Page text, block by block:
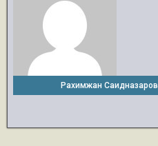
Рахимжан Саидназаров